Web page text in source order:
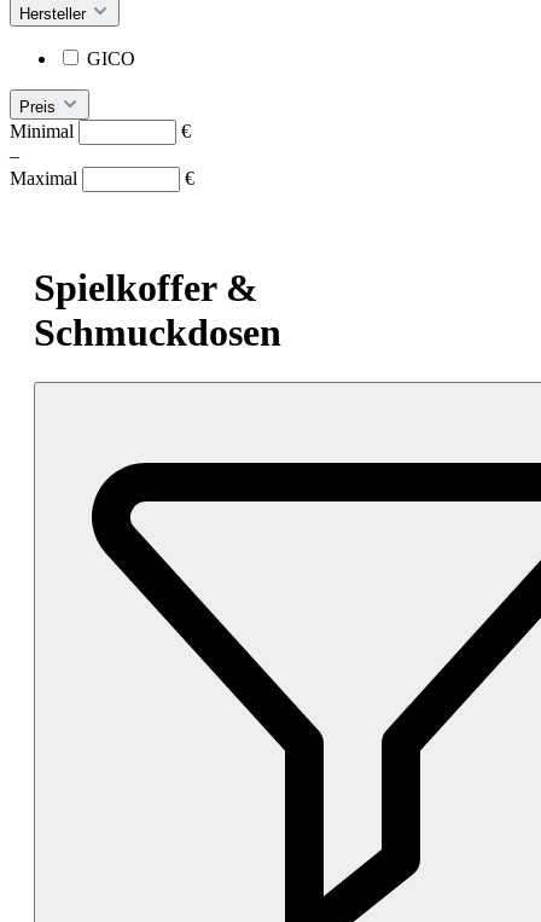
Hersteller
GICO
Preis
Minimal
€
–
Maximal
€
Spielkoffer &
Schmuckdosen